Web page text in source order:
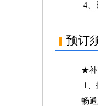
4、
预订
★补
1
畅